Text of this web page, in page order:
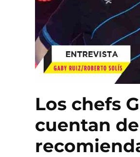
Los chefs
cuentan de